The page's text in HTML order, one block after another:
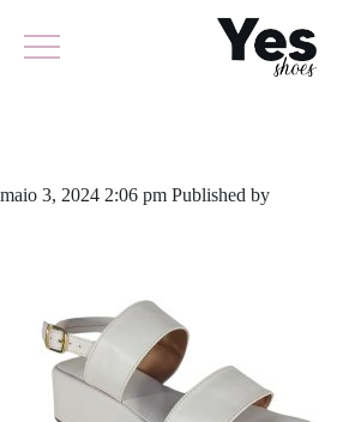
maio 3, 2024 2:06 pm Published by